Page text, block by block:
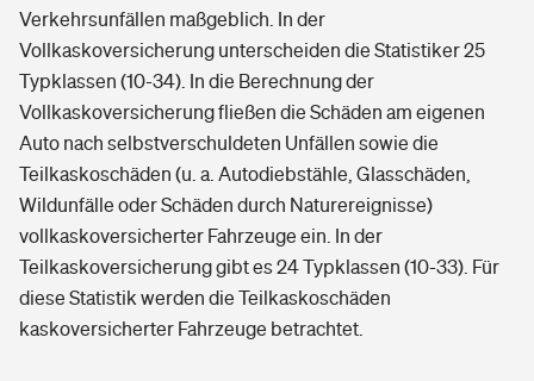
Verkehrsunfällen maßgeblich. In der
Vollkaskoversicherung unterscheiden die Statistiker 25
Typklassen (10-34). In die Berechnung der
Vollkaskoversicherung fließen die Schäden am eigenen
Auto nach selbstverschuldeten Unfällen sowie die
Teilkaskoschäden (u. a. Autodiebstähle, Glasschäden,
Wildunfälle oder Schäden durch Naturereignisse)
vollkaskoversicherter Fahrzeuge ein. In der
Teilkaskoversicherung gibt es 24 Typklassen (10-33). Für
diese Statistik werden die Teilkaskoschäden
kaskoversicherter Fahrzeuge betrachtet.